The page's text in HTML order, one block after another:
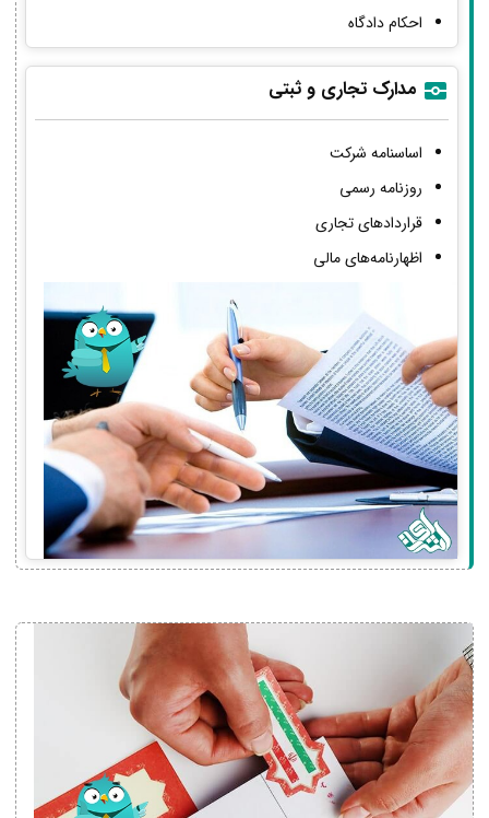
احکام دادگاه
مدارک تجاری و ثبتی
اساسنامه شرکت
روزنامه رسمی
قراردادهای تجاری
اظهارنامه‌های مالی